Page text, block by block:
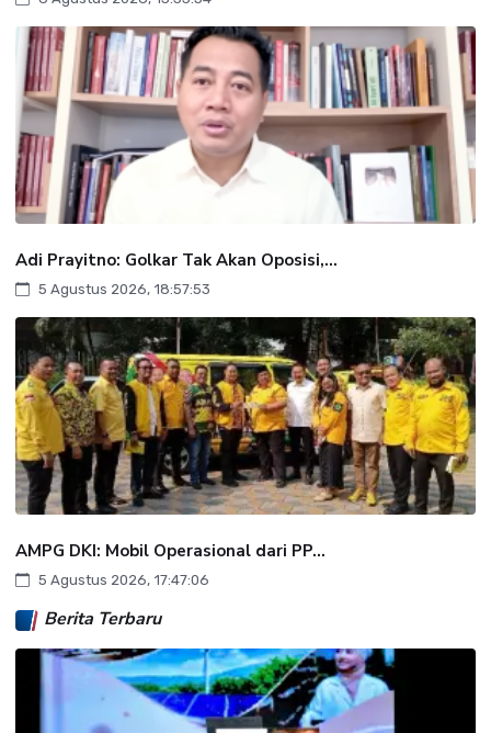
Adi Prayitno: Golkar Tak Akan Oposisi,...
5 Agustus 2026, 18:57:53
AMPG DKI: Mobil Operasional dari PP...
5 Agustus 2026, 17:47:06
Berita Terbaru